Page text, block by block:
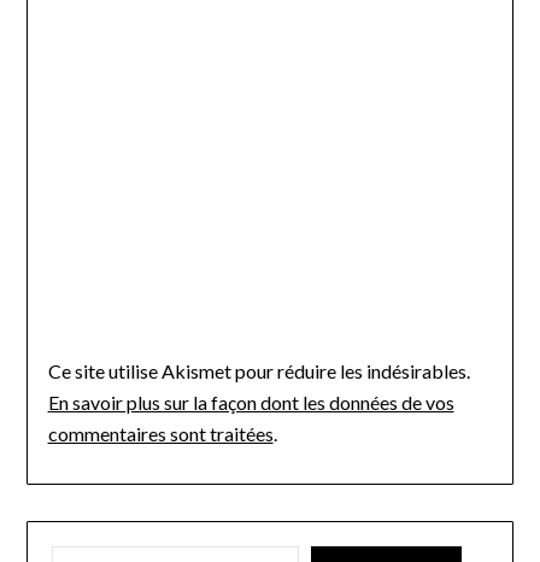
Ce site utilise Akismet pour réduire les indésirables.
En savoir plus sur la façon dont les données de vos
commentaires sont traitées.